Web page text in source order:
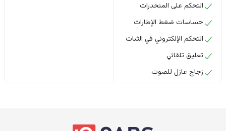
التحكم على المنحدرات
حساسات ضغط الإطارات
التحكم الإلكتروني في الثبات
تعليق تلقائي
زجاج عازل للصوت